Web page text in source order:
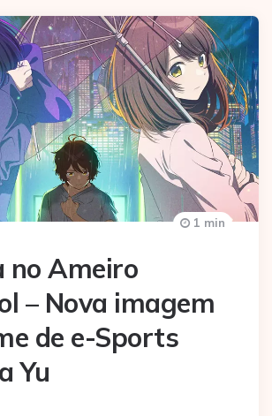
no Ameiro
– Nova imagem
de e-Sports
Yu
1 min